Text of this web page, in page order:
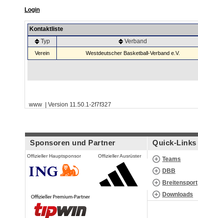
Login
Kontaktliste
Typ
Verband
Verein Westdeutscher Basketball-Verband e.V.
www | Version 11.50.1-2f7f327
Sponsoren und Partner
Offizieller Hauptsponsor Offizieller Ausrüster
Quick-Links
Teams
DBB
Breitensport
Downloads